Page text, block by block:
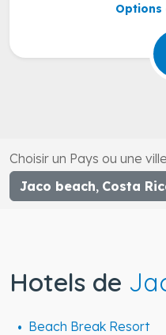
Options
Choisir un Pays ou une ville
Jaco beach, Costa
Hotels de
Beach Break Resort